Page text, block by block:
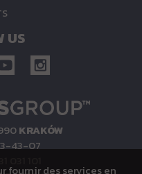
US
KRAKÓW
43-07
fournir des services en